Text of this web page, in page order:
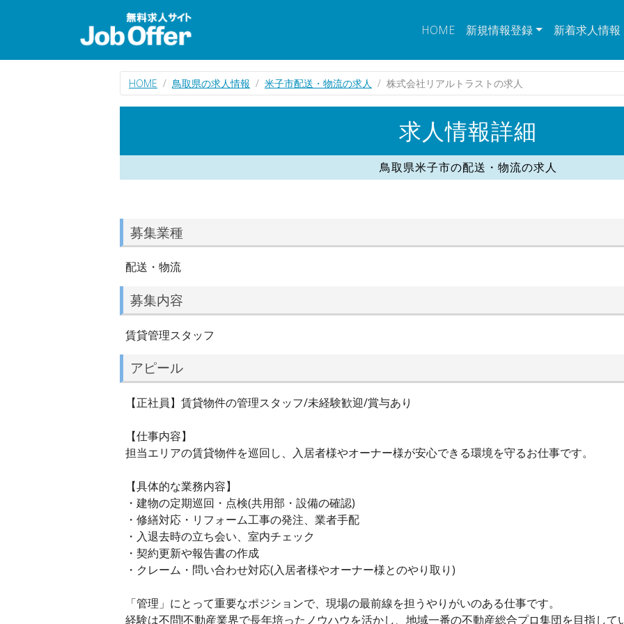
HOME 新規情報登録 新着求人情報
HOME 鳥取県の求人情報 米子市配送・物流の求人 株式会社リアルトラストの求人
求人情報詳細
鳥取県米子市の配送・物流の求人
募集業種
配送・物流
募集内容
賃貸管理スタッフ
アピール
【正社員】賃貸物件の管理スタッフ/未経験歓迎/賞与あり
【仕事内容】
担当エリアの賃貸物件を巡回し、入居者様やオーナー様が安心できる環境を守るお仕事です。
【具体的な業務内容】
・建物の定期巡回・点検(共用部・設備の確認)
・修繕対応・リフォーム工事の発注、業者手配
・入退去時の立ち会い、室内チェック
・契約更新や報告書の作成
・クレーム・問い合わせ対応(入居者様やオーナー様とのやり取り)
「管理」にとって重要なポジションで、現場の最前線を担うやりがいのある仕事です。
経験は不問!不動産業界で長年培ったノウハウを活かし、地域一番の不動産総合プロ集団を目指して